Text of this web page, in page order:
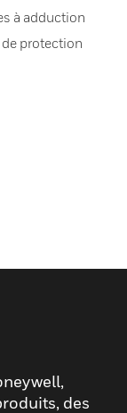
à adduction
de protection
des